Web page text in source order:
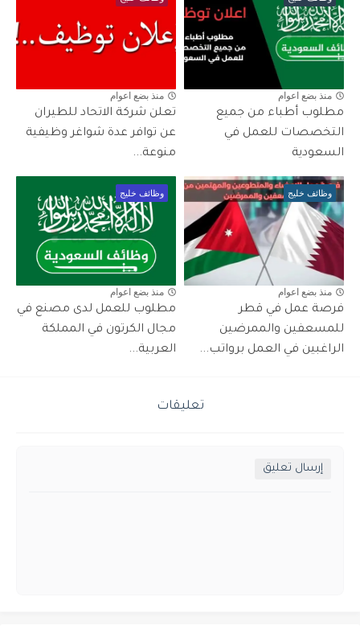
منذ بضع اعوام
مطلوب أطباء من جميع
التخصصات للعمل في
السعودية
منذ بضع اعوام
تعلن شركة الاتحاد للطيران
عن توافر عدة شواغر وظيفية
منوعة...
وظائف خليج
منذ بضع اعوام
فرصة عمل في قطر
للمسعفين والممرضين
الراغبين في العمل برواتب...
وظائف خليج
منذ بضع اعوام
مطلوب للعمل لدى مصنع في
مجال الكرتون في المملكة
العربية...
تعليقات
إرسال تعليق